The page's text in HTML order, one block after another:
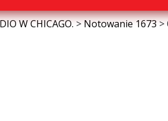
W CHICAGO.>Notowanie 1673>